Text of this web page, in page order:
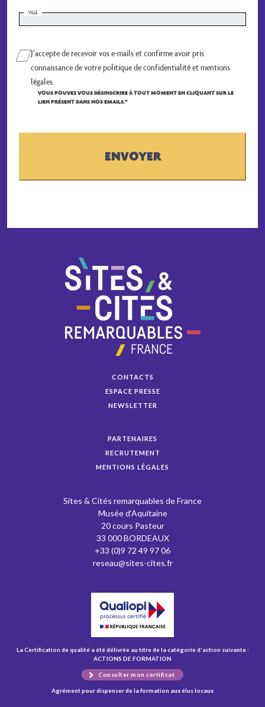
ADRESSE
VILLE
Case
cocher(Nécessaire)
J’accepte de recevoir vos e-mails et confirme avoir pris
connaissance de votre politique de confidentialité et mentions
légales.
VOUS POUVEZ VOUS DÉSINSCRIRE À TOUT MOMENT EN CLIQUANT SUR LE
LIEN PRÉSENT DANS NOS EMAILS.*
CONTACTS
ESPACE PRESSE
NEWSLETTER
PARTENAIRES
RECRUTEMENT
MENTIONS LÉGALES
Sites & Cités remarquables de France
Musée d’Aquitaine
20 cours Pasteur
33 000 BORDEAUX
+33 (0)9 72 49 97 06
reseau@sites-cites.fr
La Certification de qualité a été délivrée au titre de la catégorie d'action suivante :
ACTIONS DE FORMATION
Consulter mon certificat
Agrément pour dispenser de la formation aux élus locaux